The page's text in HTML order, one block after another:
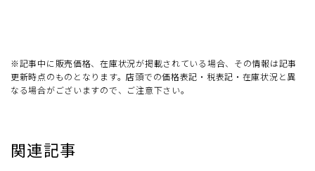
※記事中に販売価格、在庫状況が掲載されている場合、その情報は記事
更新時点のものとなります。店頭での価格表記・税表記・在庫状況と異
なる場合がございますので、ご注意下さい。
関連記事